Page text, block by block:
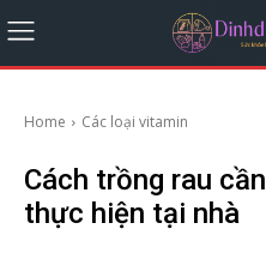
Home Các loại vitamin
Cách trồng rau
thực hiện tại nhà